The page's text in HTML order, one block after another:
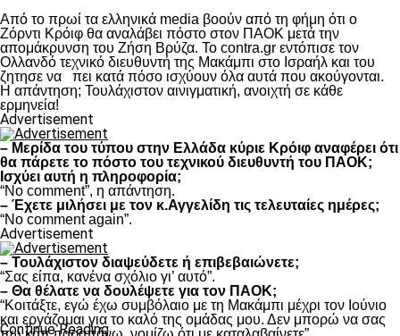
Από το πρωί τα ελληνικά media βοούν από τη φήμη ότι ο
Ζόρντι Κρόιφ θα αναλάβει πόστο στον ΠΑΟΚ μετά την
απομάκρυνση του Ζήση Βρύζα. To contra.gr εντόπισε τον
Ολλανδό τεχνικό διευθυντή της Μακάμπι στο Ισραήλ και του
ζητησε να πει κατά πόσο ισχύουν όλα αυτά που ακούγονται.
Η απάντηση; Τουλάχιστον αινιγματική, ανοιχτή σε κάθε
ερμηνεία!
Advertisement
– Μερίδα του τύπου στην Ελλάδα κύριε Κρόιφ αναφέρει ότι
θα πάρετε το πόστο του τεχνικού διευθυντή του ΠΑΟΚ;
Ισχύει αυτή η πληροφορία;
“Νο comment”, η απάντηση.
– Έχετε μιλήσει με τον κ.Αγγελίδη τις τελευταίες ημέρες;
“Νο comment again”.
Advertisement
– Τουλάχιστον διαψεύδετε ή επιβεβαιώνετε;
“Σας είπα, κανένα σχόλιο γι’ αυτό”.
– Θα θέλατε να δουλέψετε για τον ΠΑΟΚ;
“Κοιτάξτε, εγώ έχω συμβόλαιο με τη Μακάμπι μέχρι τον Ιούνιο
και εργάζομαι για το καλό της ομάδας μου. Δεν μπορώ να σας
Continue Reading